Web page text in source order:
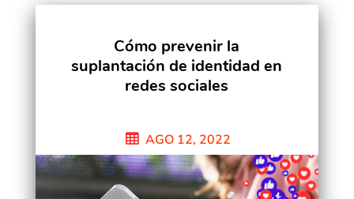
Cómo prevenir la
suplantación de identidad en
redes sociales
AGO 12, 2022